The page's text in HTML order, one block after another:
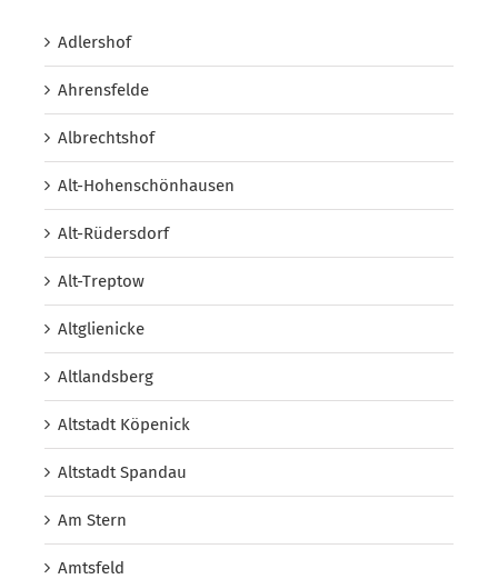
Adlershof
Ahrensfelde
Albrechtshof
Alt-Hohenschönhausen
Alt-Rüdersdorf
Alt-Treptow
Altglienicke
Altlandsberg
Altstadt Köpenick
Altstadt Spandau
Am Stern
Amtsfeld